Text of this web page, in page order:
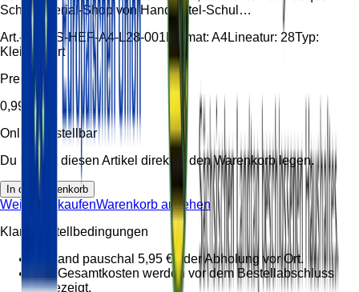
Schulmaterial-Shop von Handzettel-Schul…
Art.-Nr.: HS-HEF-A4-L28-001 Format: A4Lineatur: 28Typ:
Kleinkariert
Preis
0,99 €
Online bestellbar
Du kannst diesen Artikel direkt in den Warenkorb legen.
In den Warenkorb
Weiter einkaufenWarenkorb ansehen
Klare Bestellbedingungen
Versand pauschal 5,95 € oder Abholung vor Ort.
Alle Gesamtkosten werden vor dem Bestellabschluss
angezeigt.